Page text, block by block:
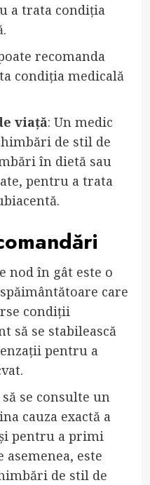
a trata condiția
recomanda
condiția medicală
viață: Un medic
de stil de
în dietă sau
pentru a trata
nod în gât este o
care
condiții
să se stabilească
pentru a
se consulte un
cauza exactă a
pentru a primi
este
de stil de